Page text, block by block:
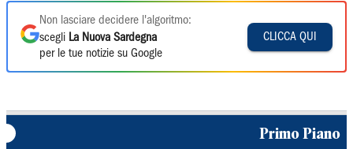
Non lasciare decidere l'algoritmo:
scegli La Nuova Sardegna
per le tue notizie su Google
CLICCA QUI
Primo Piano